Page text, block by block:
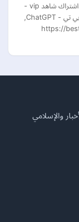
بست كارد - Best Card - يوتيوب بريميوم - اشتراك شاهد vip -
نتفلكس يوتيوب بريميوم, نتفلكس, شات جي بي تي - ChatGPT,
والإسلامي